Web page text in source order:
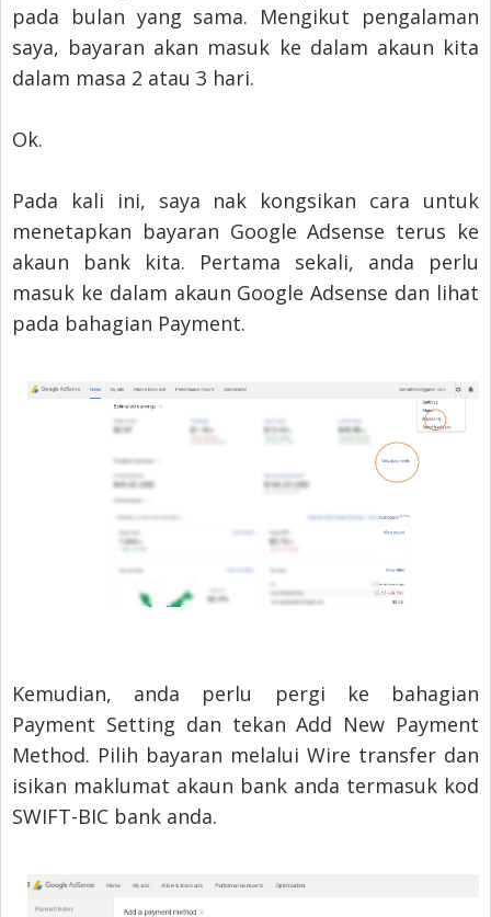
pada bulan yang sama. Mengikut pengalaman
saya, bayaran akan masuk ke dalam akaun kita
dalam masa 2 atau 3 hari.
Ok.
Pada kali ini, saya nak kongsikan cara untuk
menetapkan bayaran Google Adsense terus ke
akaun bank kita. Pertama sekali, anda perlu
masuk ke dalam akaun Google Adsense dan lihat
pada bahagian Payment.
Kemudian, anda perlu pergi ke bahagian
Payment Setting dan tekan Add New Payment
Method. Pilih bayaran melalui Wire transfer dan
isikan maklumat akaun bank anda termasuk kod
SWIFT-BIC bank anda.